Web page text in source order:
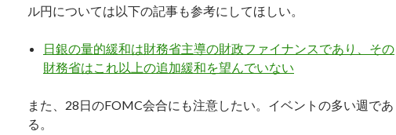
ル円については以下の記事も参考にしてほしい。
日銀の量的緩和は財務省主導の財政ファイナンスであり、その
財務省はこれ以上の追加緩和を望んでいない
また、28日のFOMC会合にも注意したい。イベントの多い週であ
る。